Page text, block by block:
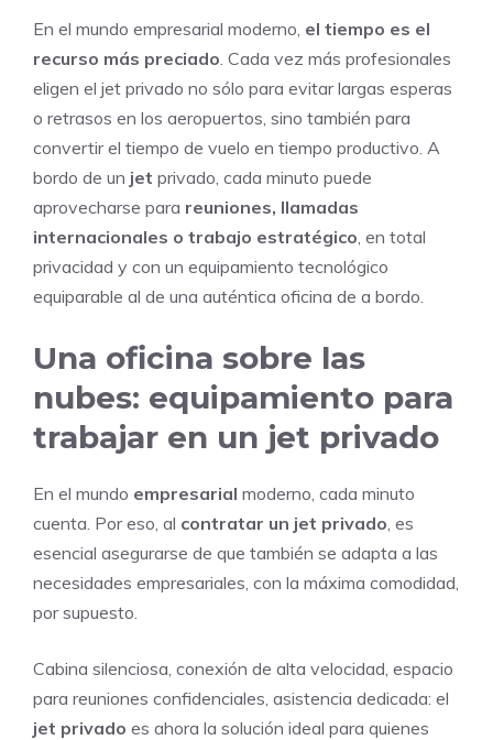
En el mundo empresarial moderno, el tiempo es el
recurso más preciado . Cada vez más profesionales
eligen el jet privado no sólo para evitar largas esperas
o retrasos en los aeropuertos, sino también para
convertir el tiempo de vuelo en tiempo productivo. A
bordo de un jet privado, cada minuto puede
aprovecharse para reuniones, llamadas
internacionales o trabajo estratégico , en total
privacidad y con un equipamiento tecnológico
equiparable al de una auténtica oficina de a bordo.
Una oficina sobre las
nubes: equipamiento para
trabajar en un jet privado
En el mundo empresarial moderno, cada minuto
cuenta. Por eso, al contratar un jet privado , es
esencial asegurarse de que también se adapta a las
necesidades empresariales, con la máxima comodidad,
por supuesto.
Cabina silenciosa, conexión de alta velocidad, espacio
para reuniones confidenciales, asistencia dedicada: el
jet privado es ahora la solución ideal para quienes